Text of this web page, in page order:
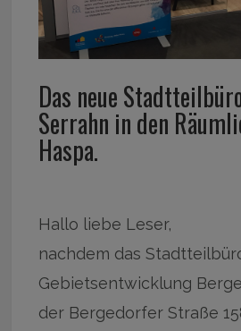
Das neue
Serrahn in den
Haspa.
Hallo liebe Leser,
nachdem das
Gebietsentwicklung
der Bergedorfer Straße